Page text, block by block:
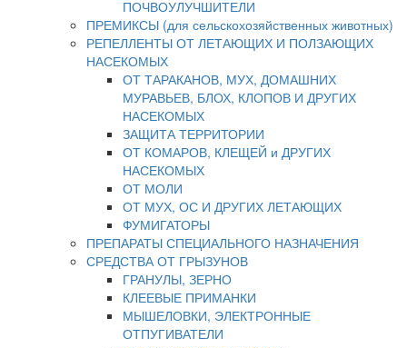
ПОЧВОУЛУЧШИТЕЛИ
ПРЕМИКСЫ (для сельскохозяйственных животных)
РЕПЕЛЛЕНТЫ ОТ ЛЕТАЮЩИХ И ПОЛЗАЮЩИХ
НАСЕКОМЫХ
ОТ ТАРАКАНОВ, МУХ, ДОМАШНИХ
МУРАВЬЕВ, БЛОХ, КЛОПОВ И ДРУГИХ
НАСЕКОМЫХ
ЗАЩИТА ТЕРРИТОРИИ
ОТ КОМАРОВ, КЛЕЩЕЙ и ДРУГИХ
НАСЕКОМЫХ
ОТ МОЛИ
ОТ МУХ, ОС И ДРУГИХ ЛЕТАЮЩИХ
ФУМИГАТОРЫ
ПРЕПАРАТЫ СПЕЦИАЛЬНОГО НАЗНАЧЕНИЯ
СРЕДСТВА ОТ ГРЫЗУНОВ
ГРАНУЛЫ, ЗЕРНО
КЛЕЕВЫЕ ПРИМАНКИ
МЫШЕЛОВКИ, ЭЛЕКТРОННЫЕ
ОТПУГИВАТЕЛИ